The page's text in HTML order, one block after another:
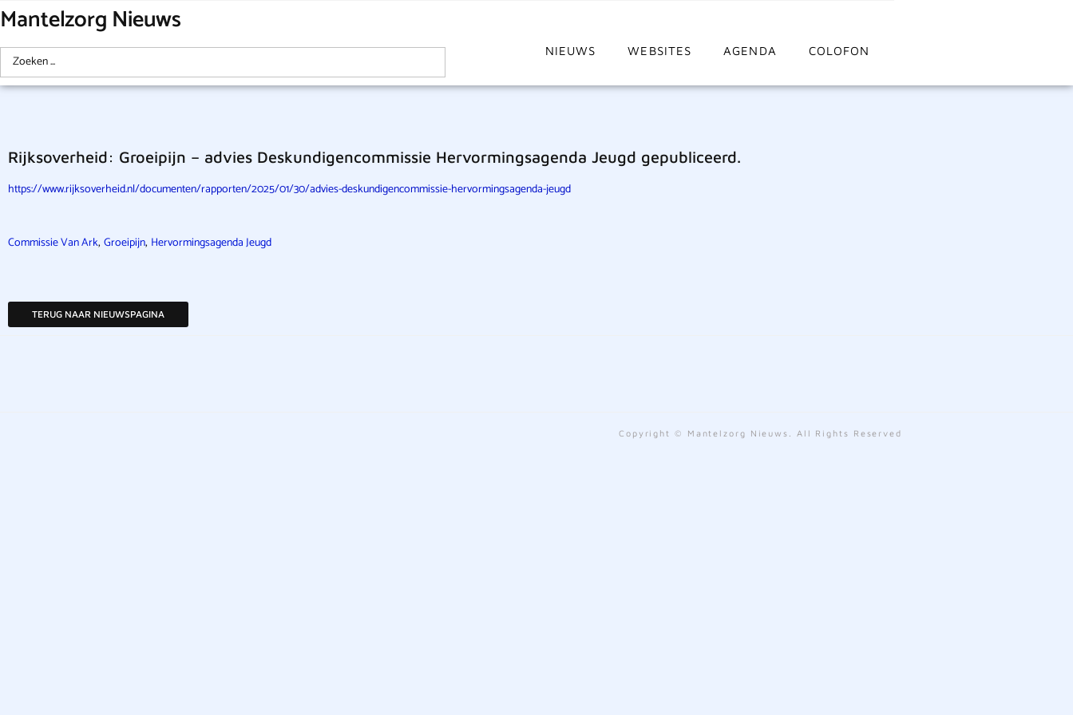
Mantelzorg Nieuws
NIEUWS WEBSITES AGENDA COLOFON
Rijksoverheid: Groeipijn – advies Deskundigencommissie Hervormingsagenda Jeugd gepubliceerd.
https://www.rijksoverheid.nl/documenten/rapporten/2025/01/30/advies-deskundigencommissie-hervormingsagenda-jeugd
Commissie Van Ark, Groeipijn, Hervormingsagenda Jeugd
TERUG NAAR NIEUWSPAGINA
Copyright © Mantelzorg Nieuws. All Rights Reserved